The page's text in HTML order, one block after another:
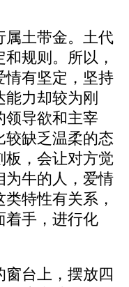
属土带金。土代
规则。所以，
情有坚定，坚持
力却较为刚
领导欲和主宰
较缺乏温柔的态
板，会让对方觉
为牛的人，爱情
特性有关系，
着手，进行化
台上，摆放四